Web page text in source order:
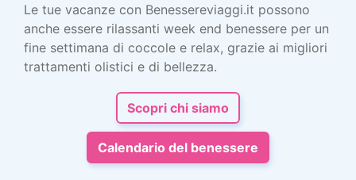
Le tue vacanze con Benessereviaggi.it possono
anche essere rilassanti week end benessere per un
fine settimana di coccole e relax, grazie ai migliori
trattamenti olistici e di bellezza.
Scopri chi siamo
Calendario del benessere